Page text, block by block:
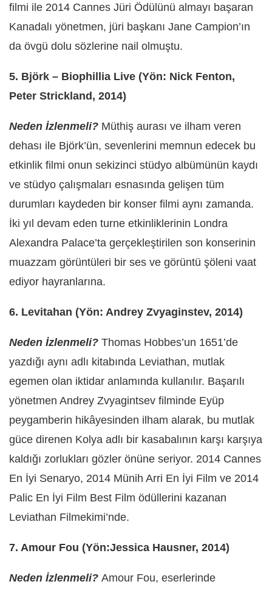
filmi ile 2014 Cannes Jüri Ödülünü almayı başaran
Kanadalı yönetmen, jüri başkanı Jane Campion’ın
da övgü dolu sözlerine nail olmuştu.
5. Björk – Biophillia Live (Yön: Nick Fenton,
Peter Strickland, 2014)
Neden İzlenmeli? Müthiş aurası ve ilham veren
dehası ile Björk’ün, sevenlerini memnun edecek bu
etkinlik filmi onun sekizinci stüdyo albümünün kaydı
ve stüdyo çalışmaları esnasında gelişen tüm
durumları kaydeden bir konser filmi aynı zamanda.
İki yıl devam eden turne etkinliklerinin Londra
Alexandra Palace’ta gerçekleştirilen son konserinin
muazzam görüntüleri bir ses ve görüntü şöleni vaat
ediyor hayranlarına.
6. Levitahan (Yön: Andrey Zvyaginstev, 2014)
Neden İzlenmeli? Thomas Hobbes’un 1651’de
yazdığı aynı adlı kitabında Leviathan, mutlak
egemen olan iktidar anlamında kullanılır. Başarılı
yönetmen Andrey Zvyagintsev filminde Eyüp
peygamberin hikâyesinden ilham alarak, bu mutlak
güce direnen Kolya adlı bir kasabalının karşı karşıya
kaldığı zorlukları gözler önüne seriyor. 2014 Cannes
En İyi Senaryo, 2014 Münih Arri En İyi Film ve 2014
Palic En İyi Film Best Film ödüllerini kazanan
Leviathan Filmekimi’nde.
7. Amour Fou (Yön:Jessica Hausner, 2014)
Neden İzlenmeli? Amour Fou, eserlerinde